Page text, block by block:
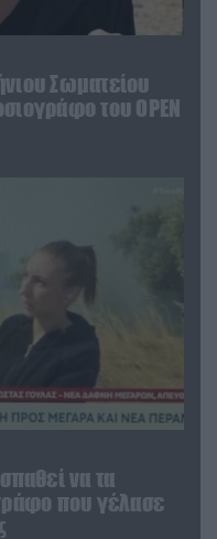
Σωματείου
του OPEN
να τα
που γέλασε